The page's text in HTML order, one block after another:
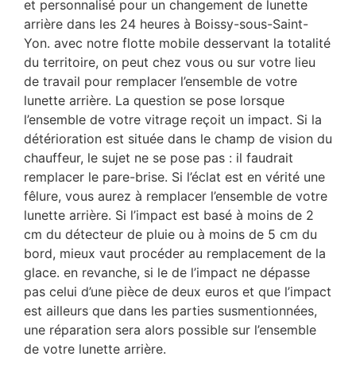
et personnalisé pour un changement de lunette
arrière dans les 24 heures à Boissy-sous-Saint-
Yon. avec notre flotte mobile desservant la totalité
du territoire, on peut chez vous ou sur votre lieu
de travail pour remplacer l’ensemble de votre
lunette arrière. La question se pose lorsque
l’ensemble de votre vitrage reçoit un impact. Si la
détérioration est située dans le champ de vision du
chauffeur, le sujet ne se pose pas : il faudrait
remplacer le pare-brise. Si l’éclat est en vérité une
fêlure, vous aurez à remplacer l’ensemble de votre
lunette arrière. Si l’impact est basé à moins de 2
cm du détecteur de pluie ou à moins de 5 cm du
bord, mieux vaut procéder au remplacement de la
glace. en revanche, si le de l’impact ne dépasse
pas celui d’une pièce de deux euros et que l’impact
est ailleurs que dans les parties susmentionnées,
une réparation sera alors possible sur l’ensemble
de votre lunette arrière.